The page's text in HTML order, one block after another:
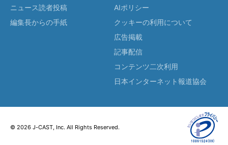
ニュース読者投稿
編集長からの手紙
AIポリシー
クッキーの利用について
広告掲載
記事配信
コンテンツ二次利用
日本インターネット報道協会
© 2026 J-CAST, Inc. All Rights Reserved.